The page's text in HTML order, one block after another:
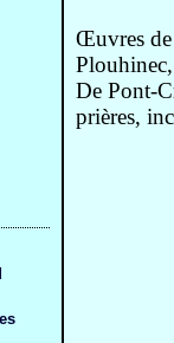
Œuvres de
De Pont-
prières,